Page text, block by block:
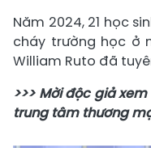
Năm 2024, 21 học
cháy trường học ở
William Ruto đã
>>> Mời độc giả
trung tâm thương